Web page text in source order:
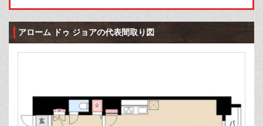
アローム ドゥ ジョアの代表間取り図